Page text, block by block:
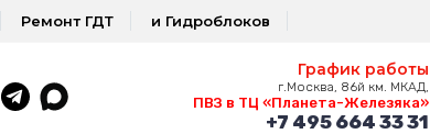
Ремонт ГДТ и Гидроблоков
График работы
г.Москва, 86й км. МКАД,
ПВЗ в ТЦ «Планета-Железяка»
+7 495 664 33 31